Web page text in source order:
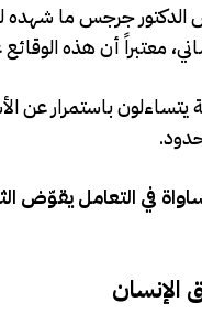
الدكتور جرجس ما
معتبراً أن هذه
باستمرار عن
في التعامل يقوّض
الإنسان